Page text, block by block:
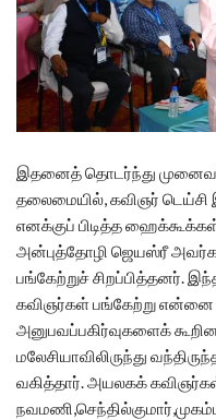
இதனைத் தொடர்ந்து
தலைமையில், கவிஞர்
எனக்குப் பிடித்த
அன்புத்தோழி ஜெயஸ்ரீ
பங்கேற்றுச் சிறப்பித்தனர்.
கவிஞர்கள் பங்கேற்று
அனுபவப்பகிர்வுகளைக்
மலேசியாவிலிருந்து
வகித்தார். அயலகக்